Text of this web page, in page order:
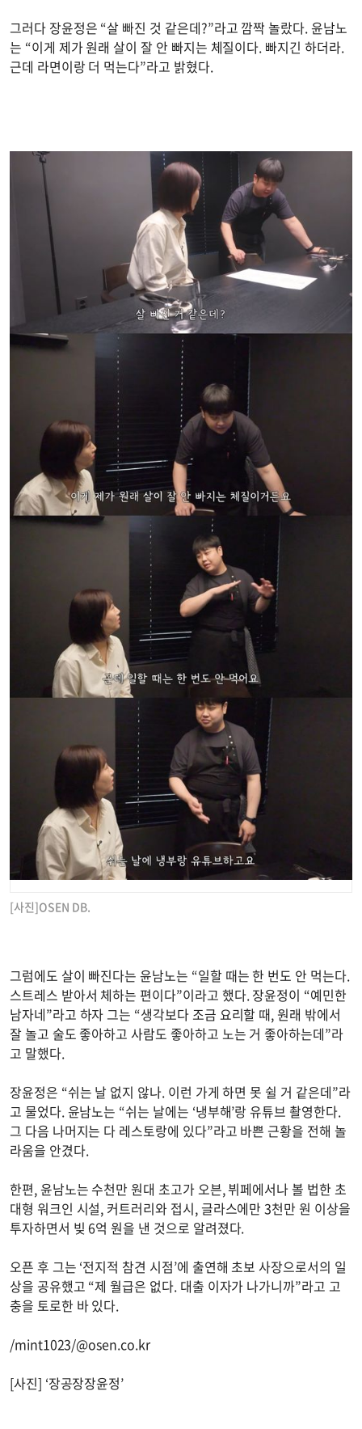
그러다 장윤정은 “살 빠진 것 같은데?”라고 깜짝 놀랐다. 윤남노
는 “이게 제가 원래 살이 잘 안 빠지는 체질이다. 빠지긴 하더라.
근데 라면이랑 더 먹는다”라고 밝혔다.
[사진]OSEN DB.
그럼에도 살이 빠진다는 윤남노는 “일할 때는 한 번도 안 먹는다.
스트레스 받아서 체하는 편이다”이라고 했다. 장윤정이 “예민한
남자네”라고 하자 그는 “생각보다 조금 요리할 때, 원래 밖에서
잘 놀고 술도 좋아하고 사람도 좋아하고 노는 거 좋아하는데”라
고 말했다.
장윤정은 “쉬는 날 없지 않나. 이런 가게 하면 못 쉴 거 같은데”라
고 물었다. 윤남노는 “쉬는 날에는 ‘냉부해’랑 유튜브 촬영한다.
그 다음 나머지는 다 레스토랑에 있다”라고 바쁜 근황을 전해 놀
라움을 안겼다.
한편, 윤남노는 수천만 원대 초고가 오븐, 뷔페에서나 볼 법한 초
대형 워크인 시설, 커트러리와 접시, 글라스에만 3천만 원 이상을
투자하면서 빚 6억 원을 낸 것으로 알려졌다.
오픈 후 그는 ‘전지적 참견 시점’에 출연해 초보 사장으로서의 일
상을 공유했고 “제 월급은 없다. 대출 이자가 나가니까”라고 고
충을 토로한 바 있다.
/mint1023/@osen.co.kr
[사진] ‘장공장장윤정’